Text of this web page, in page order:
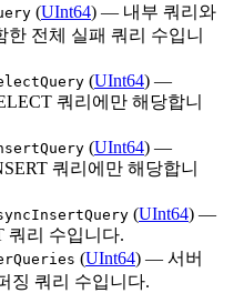
(UInt64) — 내부 쿼리와
전체 실패 쿼리 수입니
(UInt64) —
쿼리에만 해당합니
(UInt64) —
쿼리에만 해당합니
(UInt64) —
쿼리 수입니다.
(UInt64) — 서버
징 쿼리 수입니다.